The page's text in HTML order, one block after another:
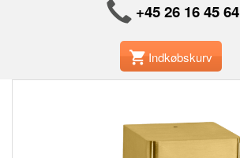
+45 26 16 45 64
Indkøbskurv